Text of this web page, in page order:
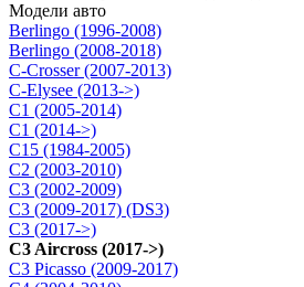
Модели авто
Berlingo (1996-2008)
Berlingo (2008-2018)
C-Crosser (2007-2013)
C-Elysee (2013->)
C1 (2005-2014)
C1 (2014->)
C15 (1984-2005)
C2 (2003-2010)
C3 (2002-2009)
C3 (2009-2017) (DS3)
C3 (2017->)
C3 Aircross (2017->)
C3 Picasso (2009-2017)